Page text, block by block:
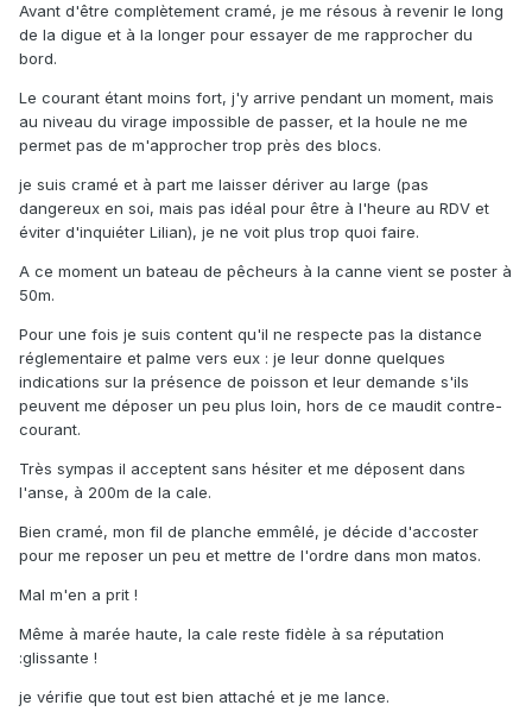
Avant d'être complètement cramé, je me résous à revenir le long
de la digue et à la longer pour essayer de me rapprocher du
bord.
Le courant étant moins fort, j'y arrive pendant un moment, mais
au niveau du virage impossible de passer, et la houle ne me
permet pas de m'approcher trop près des blocs.
je suis cramé et à part me laisser dériver au large (pas
dangereux en soi, mais pas idéal pour être à l'heure au RDV et
éviter d'inquiéter Lilian), je ne voit plus trop quoi faire.
A ce moment un bateau de pêcheurs à la canne vient se poster à
50m.
Pour une fois je suis content qu'il ne respecte pas la distance
réglementaire et palme vers eux : je leur donne quelques
indications sur la présence de poisson et leur demande s'ils
peuvent me déposer un peu plus loin, hors de ce maudit contre-
courant.
Très sympas il acceptent sans hésiter et me déposent dans
l'anse, à 200m de la cale.
Bien cramé, mon fil de planche emmêlé, je décide d'accoster
pour me reposer un peu et mettre de l'ordre dans mon matos.
Mal m'en a prit !
Même à marée haute, la cale reste fidèle à sa réputation
:glissante !
je vérifie que tout est bien attaché et je me lance.